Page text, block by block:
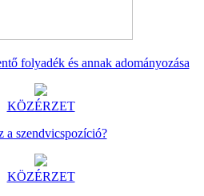
folyadék és annak adományozása
KÖZÉRZET
a szendvicspozíció?
KÖZÉRZET